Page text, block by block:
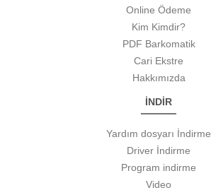
Online Ödeme
Kim Kimdir?
PDF Barkomatik
Cari Ekstre
Hakkımızda
İNDİR
Yardım dosyarı İndirme
Driver İndirme
Program indirme
Video